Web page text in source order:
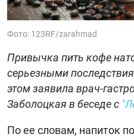
Фото: 123RF/zarahmad
Привычка пить кофе
серьезными
этом заявила врач-
Заболоцкая в беседе с
По ее словам, напиток